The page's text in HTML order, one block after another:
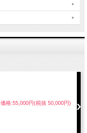
価格:55,000円(税抜 50,000円)